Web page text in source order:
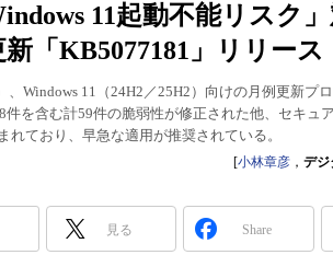
11起動不能リスク
「KB5077181」リリース
Windows 11（24H2／25H2）向けの月例更新プ
件を含む計59件の脆弱性が修正された他、セキュ
ており、早急な適用が推奨されている。
[小林章彦 ， デジ
見る Share